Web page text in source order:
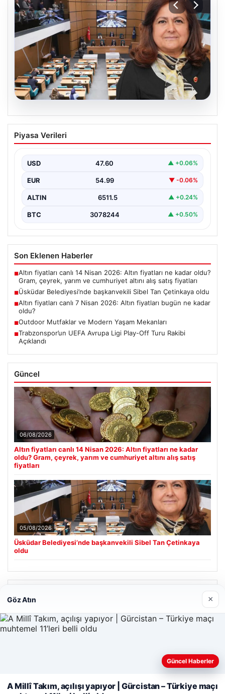
Üsküdar Belediyesi’nde başkanvekili
Sibel Tan Çetinkaya oldu
Piyasa Verileri
USD 47.60 ▲ +0.06%
EUR 54.99 ▼ -0.06%
ALTIN 6511.5 ▲ +0.24%
BTC 3078244 ▲ +0.50%
Son Eklenen Haberler
■Altın fiyatları canlı 14 Nisan 2026: Altın fiyatları ne kadar oldu?
Gram, çeyrek, yarım ve cumhuriyet altını alış satış fiyatları
■Üsküdar Belediyesi’nde başkanvekili Sibel Tan Çetinkaya oldu
■Altın fiyatları canlı 7 Nisan 2026: Altın fiyatları bugün ne kadar
oldu?
■Outdoor Mutfaklar ve Modern Yaşam Mekanları
■Trabzonspor’un UEFA Avrupa Ligi Play-Off Turu Rakibi
Açıklandı
Güncel
06/08/2026
Altın fiyatları canlı 14 Nisan 2026: Altın fiyatları ne kadar
oldu? Gram, çeyrek, yarım ve cumhuriyet altını alış satış
fiyatları
05/08/2026
Üsküdar Belediyesi’nde başkanvekili Sibel Tan Çetinkaya
oldu
Web sitemizi nasıl kullandığınızı daha iyi anlayabilmek,
kullanıyoruz.Çerez Politikamız
Göz Atın ×
Güncel Haberler
A Millî Takım, açılışı yapıyor | Gürcistan – Türkiye maçı